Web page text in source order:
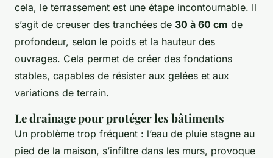
cela, le terrassement est une étape incontournable. Il
s’agit de creuser des tranchées de 30 à 60 cm de
profondeur, selon le poids et la hauteur des
ouvrages. Cela permet de créer des fondations
stables, capables de résister aux gelées et aux
variations de terrain.
Le drainage pour protéger les bâtiments
Un problème trop fréquent : l’eau de pluie stagne au
pied de la maison, s’infiltre dans les murs, provoque